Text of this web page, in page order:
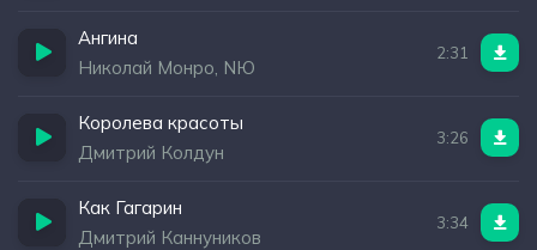
Ангина
Николай Монро, NЮ
2:31
Королева красоты
Дмитрий Колдун
3:26
Как Гагарин
Дмитрий Каннуников
3:34